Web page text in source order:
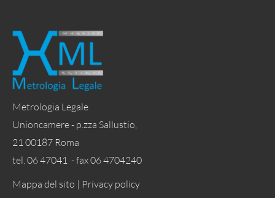
Metrologia Legale
Unioncamere - p.zza Sallustio,
21 00187 Roma
tel. 06 47041 - fax 06 4704240
Mappa del sito | Privacy policy